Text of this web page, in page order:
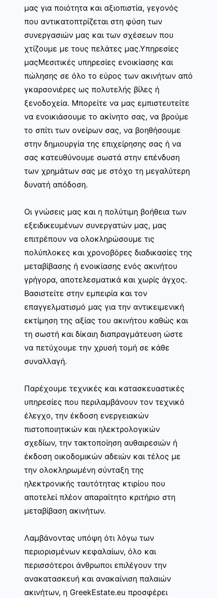
μας για ποιότητα και αξιοπιστία, γεγονός
που αντικατοπτρίζεται στη φύση των
συνεργασιών μας και των σχέσεων που
χτίζουμε με τους πελάτες μας.Υπηρεσίες
μαςΜεσιτικές υπηρεσίες ενοικίασης και
πώλησης σε όλο το εύρος των ακινήτων από
γκαρσονιέρες ως πολυτελής βίλες ή
ξενοδοχεία. Μπορείτε να μας εμπιστευτείτε
να ενοικιάσουμε το ακίνητο σας, να βρούμε
το σπίτι των ονείρων σας, να βοηθήσουμε
στην δημιουργία της επιχείρησης σας ή να
σας κατευθύνουμε σωστά στην επένδυση
των χρημάτων σας με στόχο τη μεγαλύτερη
δυνατή απόδοση.
Οι γνώσεις μας και η πολύτιμη βοήθεια των
εξειδικευμένων συνεργατών μας, μας
επιτρέπουν να ολοκληρώσουμε τις
πολύπλοκες και χρονοβόρες διαδικασίες της
μεταβίβασης ή ενοικίασης ενός ακινήτου
γρήγορα, αποτελεσματικά και χωρίς άγχος.
Βασιστείτε στην εμπειρία και τον
επαγγελματισμό μας για την αντικειμενική
εκτίμηση της αξίας του ακινήτου καθώς και
τη σωστή και δίκαιη διαπραγμάτευση ώστε
να πετύχουμε την χρυσή τομή σε κάθε
συναλλαγή.
Παρέχουμε τεχνικές και κατασκευαστικές
υπηρεσίες που περιλαμβάνουν τον τεχνικό
έλεγχο, την έκδοση ενεργειακών
πιστοποιητικών και ηλεκτρολογικών
σχεδίων, την τακτοποίηση αυθαιρεσιών ή
έκδοση οικοδομικών αδειών και τέλος με
την ολοκληρωμένη σύνταξη της
ηλεκτρονικής ταυτότητας κτιρίου που
αποτελεί πλέον απαραίτητο κριτήριο στη
μεταβίβαση ακινήτων.
Λαμβάνοντας υπόψη ότι λόγω των
περιορισμένων κεφαλαίων, όλο και
περισσότεροι άνθρωποι επιλέγουν την
ανακατασκευή και ανακαίνιση παλαιών
ακινήτων, η GreekEstate.eu προσφέρει